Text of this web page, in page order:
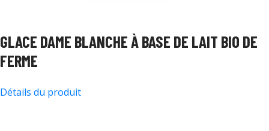
GLACE DAME BLANCHE À BASE DE LAIT BIO DE
FERME
Détails du produit